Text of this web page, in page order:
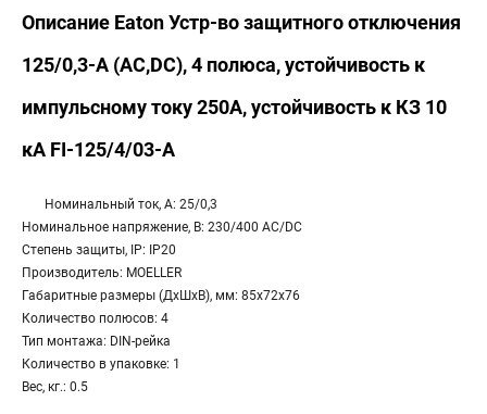
Описание Eaton Устр-во защитного отключения
125/0,3-А (AC,DC), 4 полюса, устойчивость к
импульсному току 250А, устойчивость к КЗ 10
кА FI-125/4/03-A
Номинальный ток, А: 25/0,3
Номинальное напряжение, В: 230/400 AC/DC
Степень защиты, IP: IP20
Производитель: MOELLER
Габаритные размеры (ДхШхВ), мм: 85x72x76
Количество полюсов: 4
Тип монтажа: DIN-рейка
Количество в упаковке: 1
Вес, кг.: 0.5